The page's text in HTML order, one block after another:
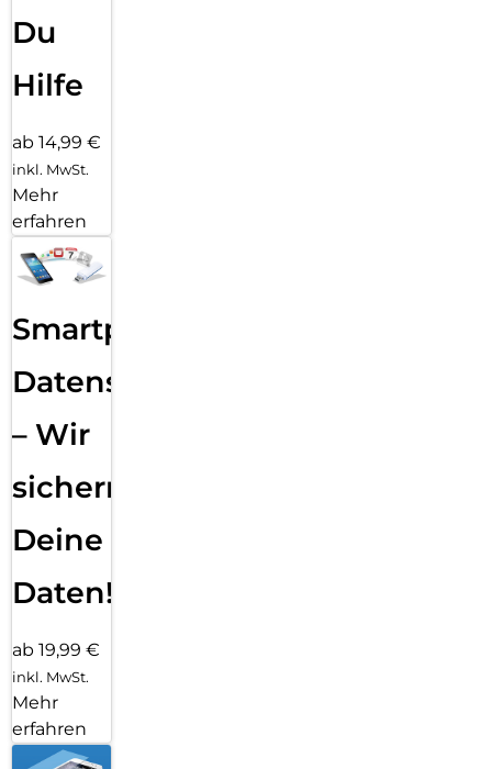
Du
Hilfe
ab 14,99 €
inkl. MwSt.
Mehr
erfahren
Smartphone
Datensicherung
– Wir
sichern
Deine
Daten!
ab 19,99 €
inkl. MwSt.
Mehr
erfahren